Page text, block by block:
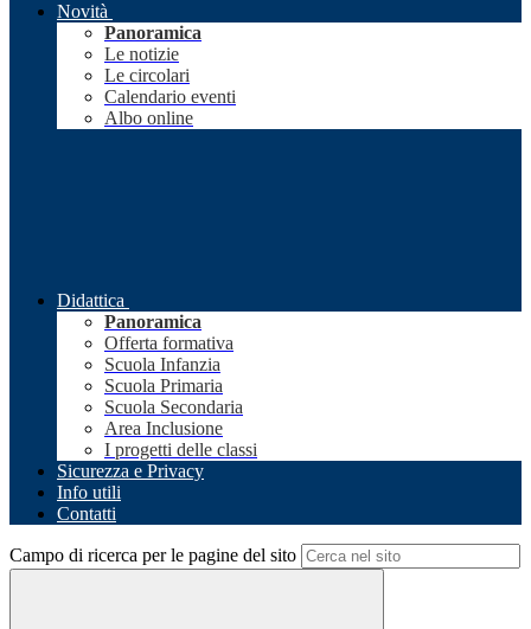
Novità
Panoramica
Le notizie
Le circolari
Calendario eventi
Albo online
Didattica
Panoramica
Offerta formativa
Scuola Infanzia
Scuola Primaria
Scuola Secondaria
Area Inclusione
I progetti delle classi
Sicurezza e Privacy
Info utili
Contatti
Campo di ricerca per le pagine del sito